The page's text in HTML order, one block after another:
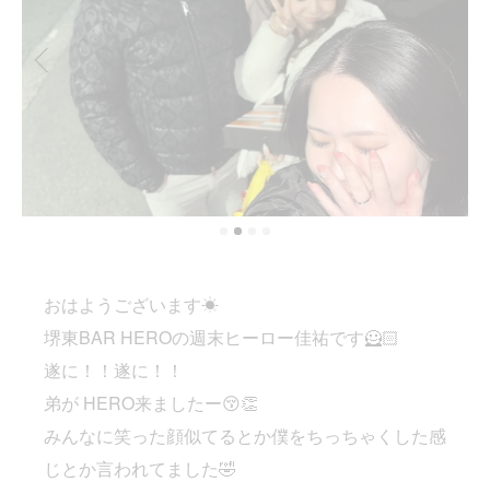
おはようございます☀
堺東BAR HEROの週末ヒーロー佳祐です🦸🏻
遂に！！遂に！！
弟が HERO来ましたー😚👏
みんなに笑った顔似てるとか僕をちっちゃくした感
じとか言われてました🤣